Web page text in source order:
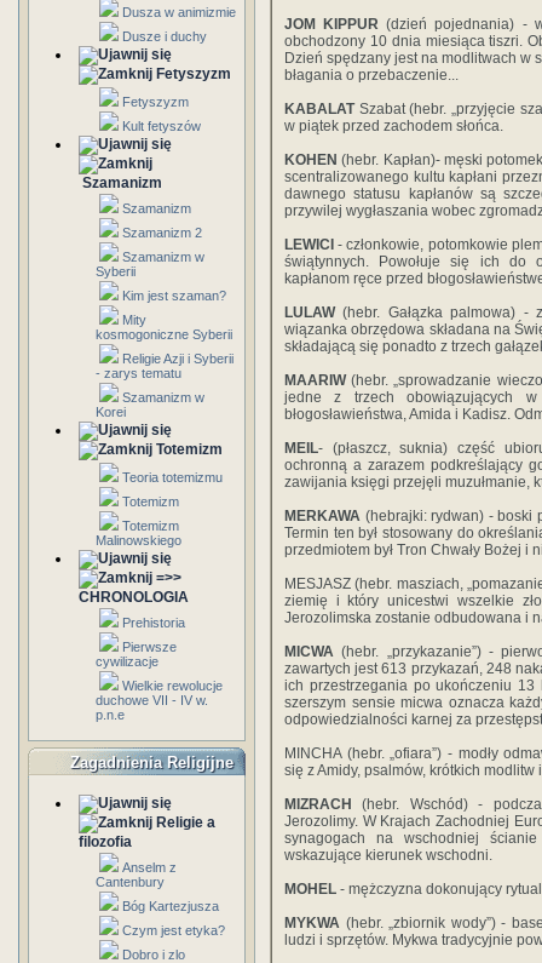
Dusza w animizmie
Dusze i duchy
Fetyszyzm
Fetyszyzm
Kult fetyszów
Szamanizm
Szamanizm
Szamanizm 2
Szamanizm w
Syberii
Kim jest szaman?
Mity
kosmogoniczne Syberii
Religie Azji i Syberii
- zarys tematu
Szamanizm w
Korei
Totemizm
Teoria totemizmu
Totemizm
Totemizm
Malinowskiego
=>>
CHRONOLOGIA
Prehistoria
Pierwsze
cywilizacje
Wielkie rewolucje
duchowe VII - IV w.
p.n.e
Zagadnienia Religijne
Religie a
filozofia
Anselm z
Cantenbury
Bóg Kartezjusza
Czym jest etyka?
Dobro i zlo
JOM KIPPUR (dzień pojednania) -
obchodzony 10 dnia miesiąca tiszri.
Dzień spędzany jest na modlitwach w
błagania o przebaczenie...
KABALAT Szabat (hebr. „przyjęcie
w piątek przed zachodem słońca.
KOHEN (hebr. Kapłan)- męski
scentralizowanego kultu kapłani
dawnego statusu kapłanów są
przywilej wygłaszania wobec
LEWICI - członkowie, potomkowie
świątynnych. Powołuje się ich do
kapłanom ręce przed
LULAW(hebr. Gałązka palmowa) -
wiązanka obrzędowa składana na
składającą się ponadto z trzech
MAARIW(hebr. „sprowadzanie
jedne z trzech obowiązujących
błogosławieństwa, Amida i Kadisz.
MEIL- (płaszcz, suknia) część
ochronną a zarazem podkreślający
zawijania księgi przejęli muzułmanie,
MERKAWA (hebrajki: rydwan) - boski
Termin ten był stosowany do
przedmiotem był Tron Chwały Bożej i
MESJASZ (hebr. masziach,
ziemię i który unicestwi wszelkie
Jerozolimska zostanie odbudowana i
MICWA (hebr. „przykazanie”) -
zawartych jest 613 przykazań, 248
ich przestrzegania po ukończeniu
szerszym sensie micwa oznacza
odpowiedzialności karnej za
MINCHA (hebr. „ofiara”) - modły
się z Amidy, psalmów, krótkich modlitw
MIZRACH
(hebr. Wschód) -
Jerozolimy. W Krajach Zachodniej
synagogach na wschodniej
wskazujące kierunek wschodni.
MOHEL - mężczyzna dokonujący
MYKWA (hebr. „zbiornik wody”) -
ludzi i sprzętów. Mykwa tradycyjnie